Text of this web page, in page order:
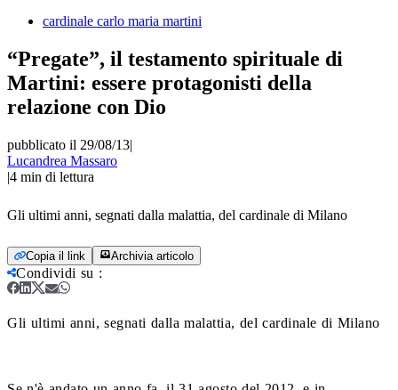
cardinale carlo maria martini
“Pregate”, il testamento spirituale di
Martini: essere protagonisti della
relazione con Dio
pubblicato il 29/08/13|
Lucandrea Massaro
|4 min di lettura
Gli ultimi anni, segnati dalla malattia, del cardinale di Milano
Copia il link Archivia articolo
Condividi su :
Gli ultimi anni, segnati dalla malattia, del cardinale di Milano